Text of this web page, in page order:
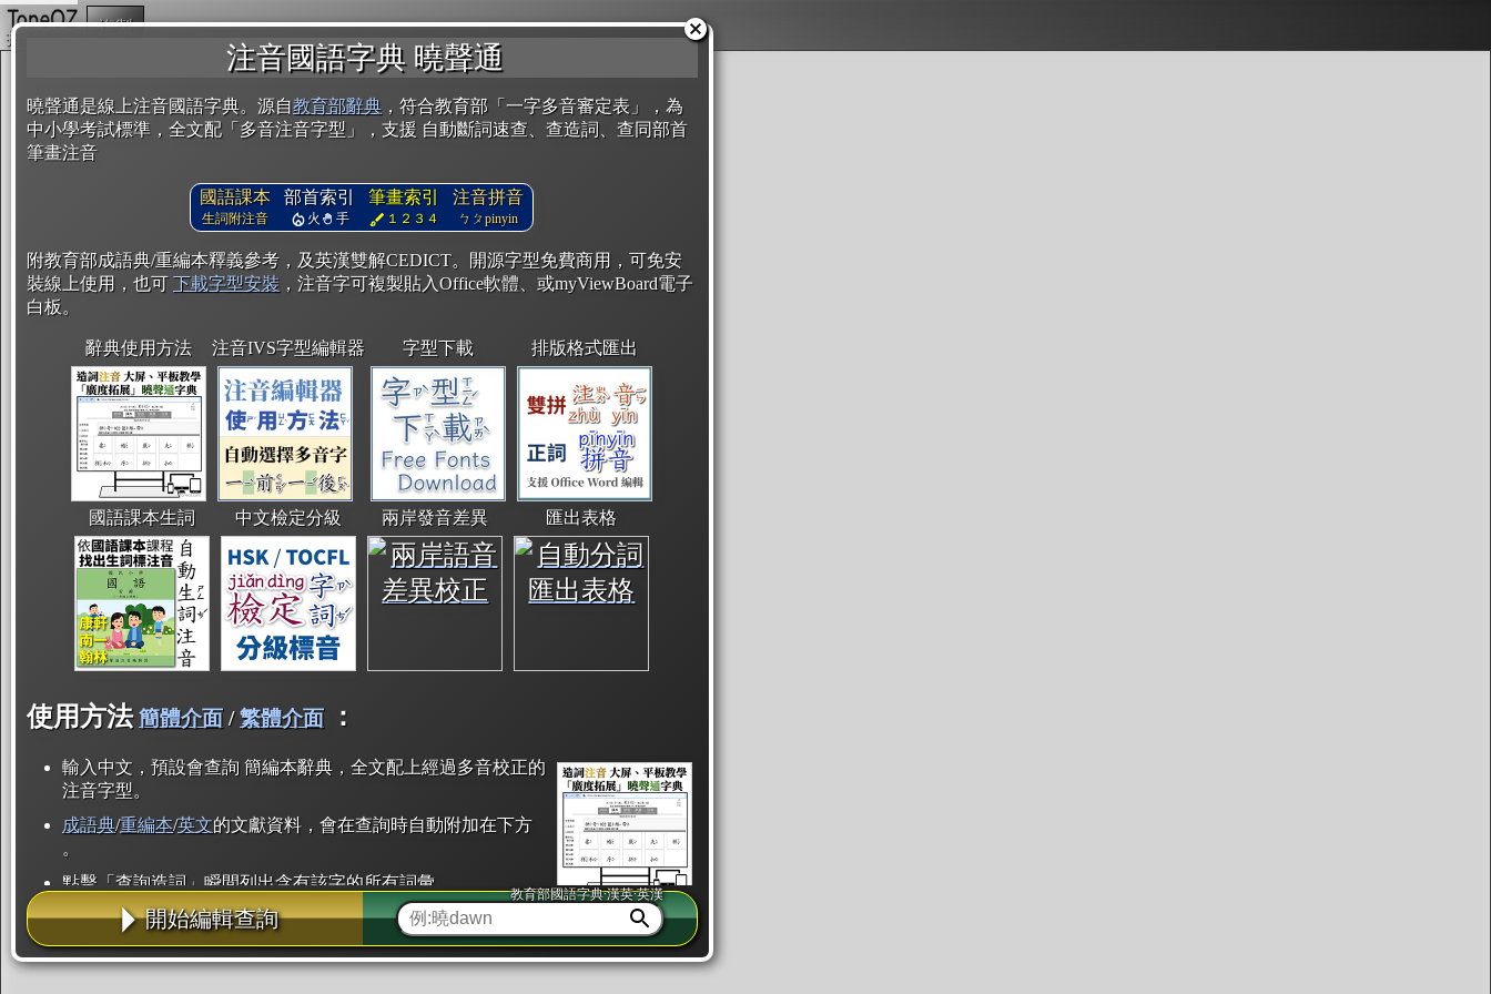
注音國語字典 曉聲通
曉聲通是線上注音國語字典。源自教育部辭典 ，符合教育部「一字多音審定表」，為
中小學考試標準，全文配「多音注音字型」，支援 自動斷詞速查、查造詞、查同部首
筆畫注音
國語課本
生詞附注音
部首索引
火 手
筆畫索引
１２３４
注音拼音
ㄅㄆpinyin
附教育部成語典/重編本釋義參考，及英漢雙解CEDICT。開源字型免費商用，可免安
裝線上使用，也可 下載字型安裝 ，注音字可複製貼入Office軟體、或myViewBoard電子
白板。
辭典使用方法 注音IVS字型編輯器 字型下載 排版格式匯出
國語課本生詞 中文檢定分級 兩岸發音差異 匯出表格
使用方法 簡體介面/繁體介面 ：
輸入中文，預設會查詢 簡編本辭典，全文配上經過多音校正的
注音字型。
成語典/重編本/英文的文獻資料，會在查詢時自動附加在下方
。
點擊「查詢造詞」瞬間列出含有該字的所有詞彙。
點「部首」瞬間列出所有「同部首字」。也支援查詢「同注音」或「同筆畫」。
辭典解釋的全文都經過自動斷詞，點擊便可瞬間「連續查詢」此字詞的解釋，不
用手動重複輸入。
開始編輯查詢
教育部國語字典·漢英·英漢
複製